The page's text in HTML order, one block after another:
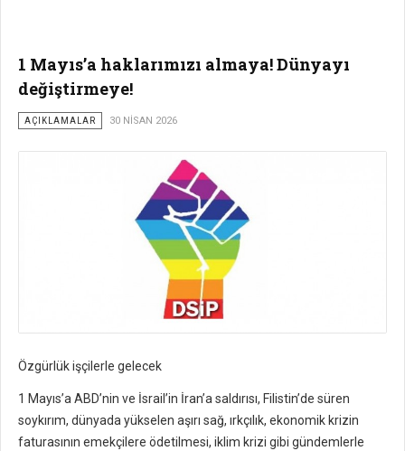
1 Mayıs’a haklarımızı almaya! Dünyayı
değiştirmeye!
AÇIKLAMALAR 30 NISAN 2026
Özgürlük işçilerle gelecek
1 Mayıs’a ABD’nin ve İsrail’in İran’a saldırısı, Filistin’de süren
soykırım, dünyada yükselen aşırı sağ, ırkçılık, ekonomik krizin
faturasının emekçilere ödetilmesi, iklim krizi gibi gündemlerle